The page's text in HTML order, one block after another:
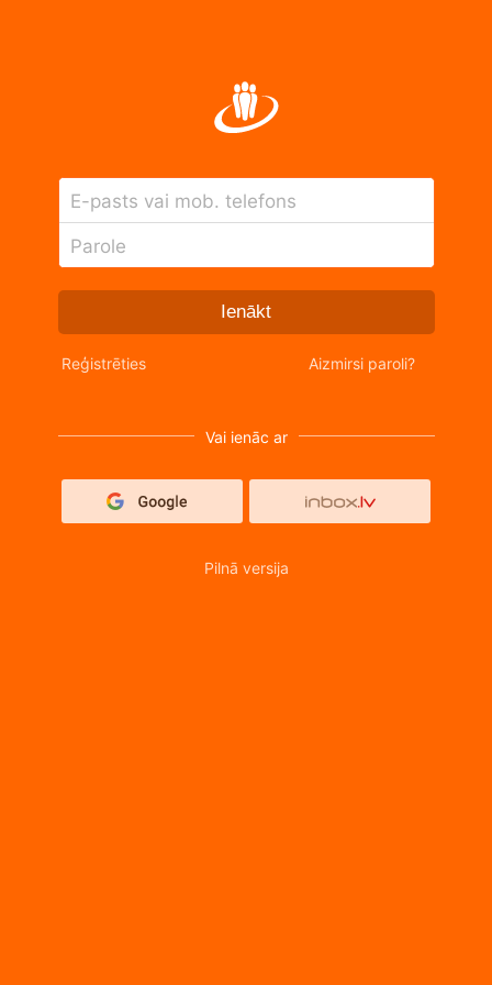
E-pasts vai mob. telefons
Parole
Ienākt
Reģistrēties Aizmirsi paroli?
Vai ienāc ar
Pilnā versija